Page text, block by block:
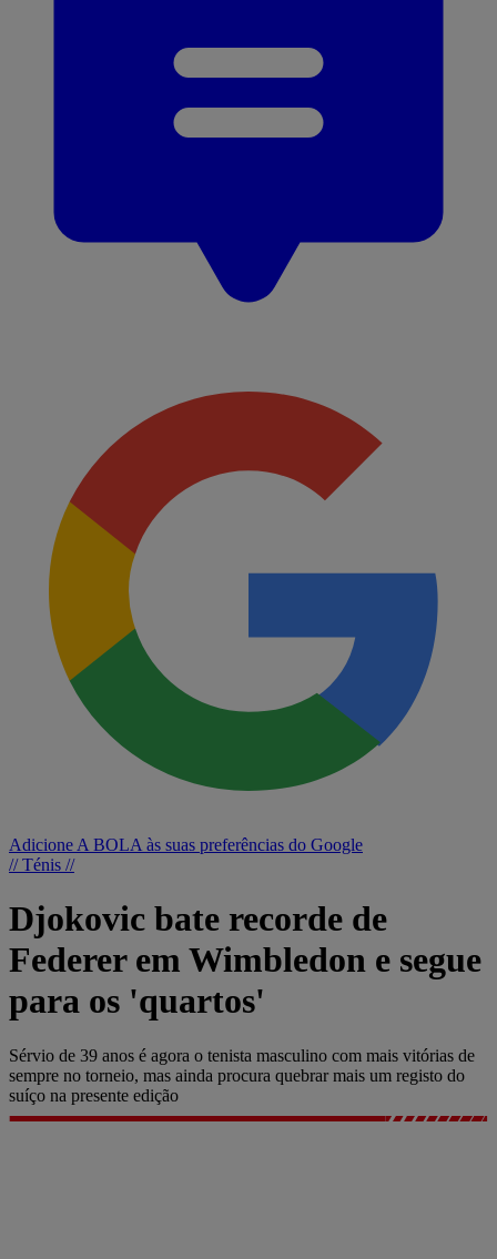
Adicione A BOLA às suas preferências do Google
// Ténis //
Djokovic bate recorde de
Federer em Wimbledon e segue
para os 'quartos'
Sérvio de 39 anos é agora o tenista masculino com mais vitórias de
sempre no torneio, mas ainda procura quebrar mais um registo do
suíço na presente edição